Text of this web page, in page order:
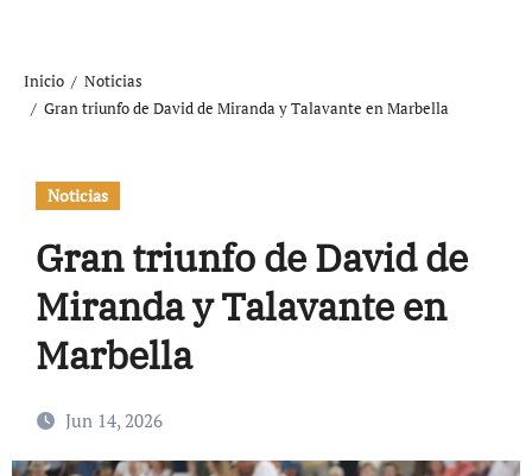
Inicio
Noticias
Gran triunfo de David de Miranda y Talavante en Marbella
Noticias
Gran triunfo de David de
Miranda y Talavante en
Marbella
Jun 14, 2026